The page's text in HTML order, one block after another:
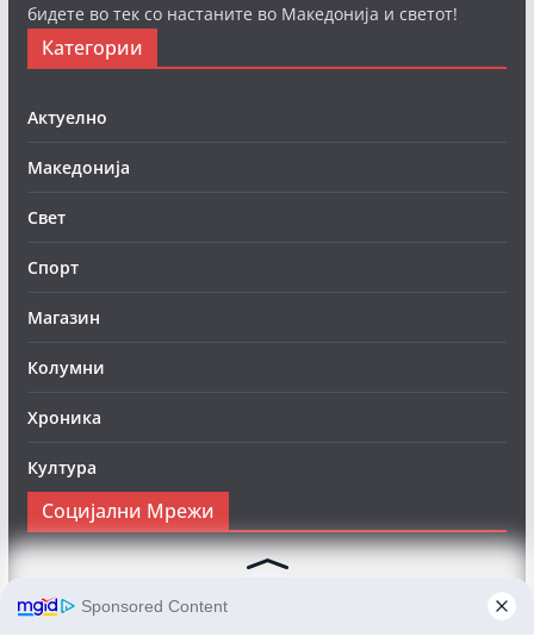
бидете во тек со настаните во Македонија и светот!
Категории
Актуелно
Македонија
Свет
Спорт
Магазин
Колумни
Хроника
Култура
Социјални Мрежи